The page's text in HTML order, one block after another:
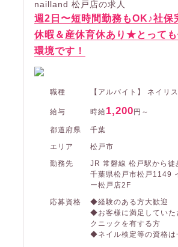
nailland 松戸店の求人
週2日〜短時間勤務もOK♪社保
休暇＆産休育休あり★とって
環境です！
職種 【アルバイト】 ネイリス
給与 時給1,200 円～
都道府県
千葉
エリア
松戸市
勤務先
JR 常磐線 松戸駅から徒
千葉県松戸市松戸1149
ー松戸店2F
応募資格
◆経験のある方大歓迎
◆お客様に満足していた
クニックを有する方
◆ネイル検定等の資格は